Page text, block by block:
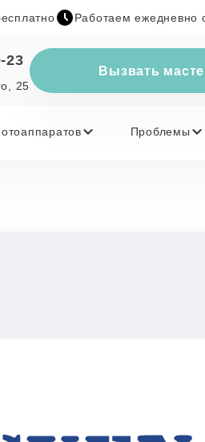
Работаем ежедневно
23
25
Вызвать
Проблемы